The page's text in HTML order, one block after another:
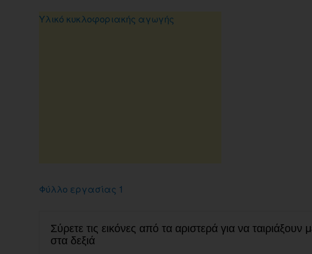
Υλικό κυκλοφοριακής αγωγής
Φύλλο εργασίας 1